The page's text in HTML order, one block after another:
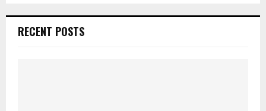
RECENT POSTS